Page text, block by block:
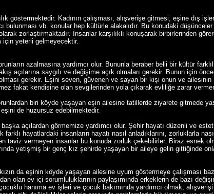
göstermektedir. Kadının çalışması, alışverişe gitmesi, eşine dış
bulunması vb. konular hep kültürle alakalıdır. Bu konudaki
zorlaştırmaktadır. İnsanlar karşılıklı konuşarak birbirlerinden
için yeterli gelmeyecektir.
azalmasına yardımcı olur. Bununla beraber belli bir kültür
açılarına saygılı ve değişime açık olmaları gerekir. Bunun için
gerekir. Eşini seven, güvenen ve sayan bir kişi onun ve
fakat kendisine olan sevgilerinden yola çıkarak evliliğe zarar
biri köyde yaşayan eşin ailesine tatillerde ziyarete gitmede
de huzursuz edebilmektedir.
açılardan görmemize yardımcı olur. Şehir hayatı düzenli ve
hayatlardaki insanların hayatı nasıl anladıklarını, zorluklarla
taviz vermeyen insanlar bu konuda zorluk çekebilirler. Biraz esnek
yetişmiş bir genç kız şehirde yaşayan bir aileye gelin gittiğinde
da eşinin köyde yaşayan ailesine uyum göstermeye çalışması
olan ev içi sorumluluklarının paylaşımında erkeklerin de bazı
hanıma ev işleri ve çocuk bakımında yardımcı olmak,